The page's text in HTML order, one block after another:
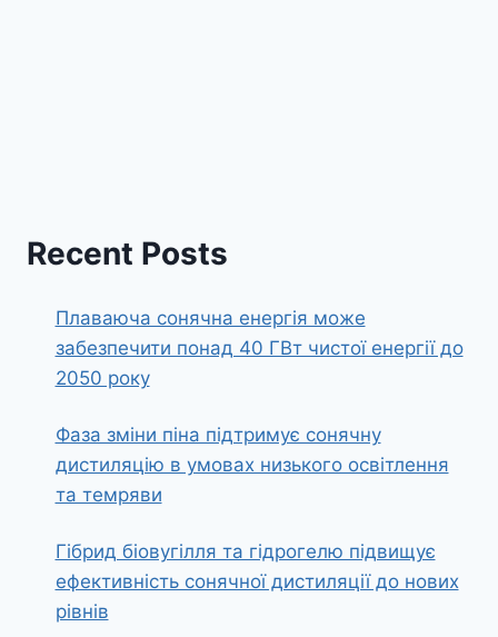
Recent Posts
Плаваюча сонячна енергія може
забезпечити понад 40 ГВт чистої енергії до
2050 року
Фаза зміни піна підтримує сонячну
дистиляцію в умовах низького освітлення
та темряви
Гібрид біовугілля та гідрогелю підвищує
ефективність сонячної дистиляції до нових
рівнів